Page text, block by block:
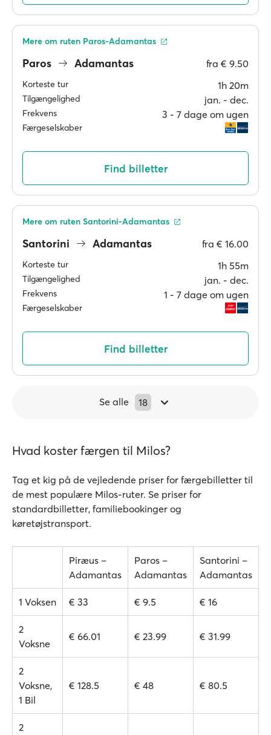
Paros Adamantas fra € 9.50
Korteste tur 1h 20m
Tilgængelighed jan. ‐ dec.
Frekvens 3 ‐ 7 dage om ugen
Færgeselskaber
Mere om ruten Paros-Adamantas
Find billetter
Santorini Adamantas fra € 16.00
Korteste tur 1h 55m
Tilgængelighed jan. ‐ dec.
Frekvens 1 ‐ 7 dage om ugen
Færgeselskaber
Mere om ruten Santorini-Adamantas
Find billetter
Se alle 18
Hvad koster færgen til Milos?
Tag et kig på de vejledende priser for færgebilletter til
de mest populære Milos-ruter. Se priser for
standardbilletter, familiebookinger og
køretøjstransport.
Piræus –
Adamantas
Paros –
Adamantas
Santorini –
Adamantas
1 Voksen € 33 € 9.5 € 16
2
Voksne
€ 66.01 € 23.99 € 31.99
2
Voksne,
1 Bil
€ 128.5 € 48 € 80.5
2